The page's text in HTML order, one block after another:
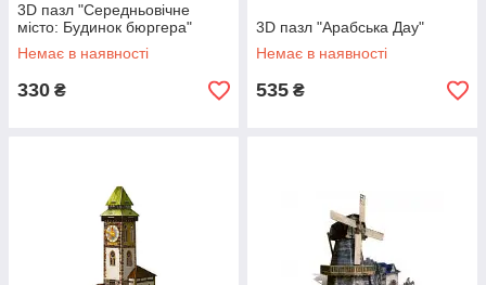
3D пазл "Середньовічне
місто: Будинок бюргера"
Немає в наявності
330 ₴
3D пазл "Арабська Дау"
Немає в наявності
535 ₴